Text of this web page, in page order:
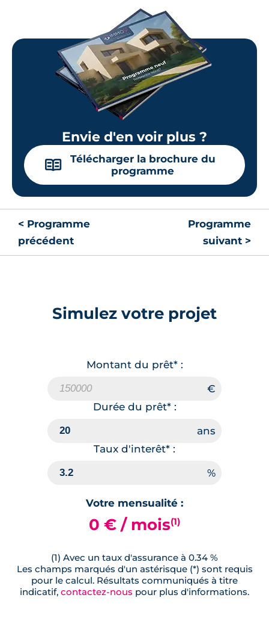
Envie d'en voir plus ?
📖
Télécharger la brochure du
programme
< Programme
précédent
Programme
suivant >
Simulez votre projet
Montant du prêt* :
Durée du prêt* :
Taux d'interêt* :
Votre mensualité :
0 € / mois(1)
(1) Avec un taux d'assurance à 0.34 %
Les champs marqués d'un astérisque (*) sont requis
pour le calcul. Résultats communiqués à titre
indicatif, contactez-nous pour plus d'informations.